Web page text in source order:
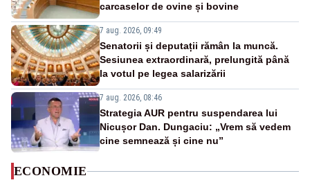
carcaselor de ovine și bovine
7 aug. 2026, 09:49
Senatorii și deputații rămân la muncă.
Sesiunea extraordinară, prelungită până
la votul pe legea salarizării
7 aug. 2026, 08:46
Strategia AUR pentru suspendarea lui
Nicușor Dan. Dungaciu: „Vrem să vedem
cine semnează și cine nu”
ECONOMIE